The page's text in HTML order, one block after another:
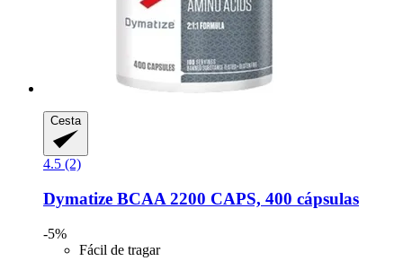
Cesta
4.5 (2)
Dymatize BCAA 2200 CAPS, 400 cápsulas
-5%
Fácil de tragar